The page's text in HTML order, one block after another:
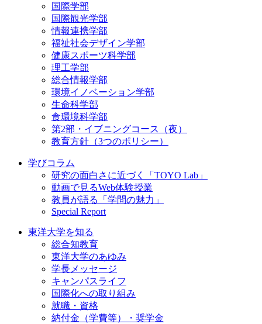
国際学部
国際観光学部
情報連携学部
福祉社会デザイン学部
健康スポーツ科学部
理工学部
総合情報学部
環境イノベーション学部
生命科学部
食環境科学部
第2部・イブニングコース（夜）
教育方針（3つのポリシー）
学びコラム
研究の面白さに近づく「TOYO Lab」
動画で見るWeb体験授業
教員が語る「学問の魅力」
Special Report
東洋大学を知る
総合知教育
東洋大学のあゆみ
学長メッセージ
キャンパスライフ
国際化への取り組み
就職・資格
納付金（学費等）・奨学金